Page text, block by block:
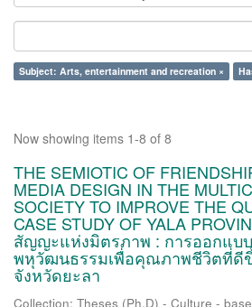
Subject: Arts, entertainment and recreation ×
Now showing items 1-8 of 8
THE SEMIOTIC OF
MEDIA DESIGN IN THE
SOCIETY TO IMPROVE THE
CASE STUDY OF YALA
สัญญะแห่งมิตรภาพ : การออกแบ
พหุวัฒนธรรมเพื่อคุณภาพชีวิตที่ดี
จังหวัดยะลา
Collection: Theses (Ph.D) - Culture -